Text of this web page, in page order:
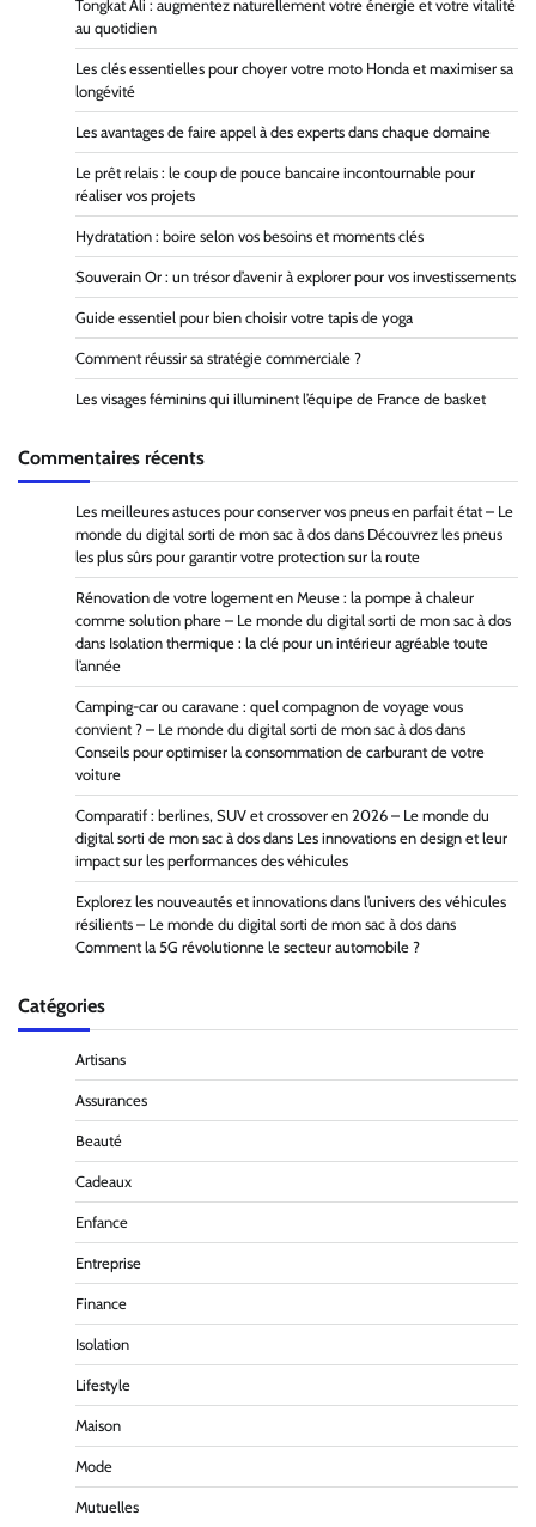
Tongkat Ali : augmentez naturellement votre énergie et votre vitalité
au quotidien
Les clés essentielles pour choyer votre moto Honda et maximiser sa
longévité
Les avantages de faire appel à des experts dans chaque domaine
Le prêt relais : le coup de pouce bancaire incontournable pour
réaliser vos projets
Hydratation : boire selon vos besoins et moments clés
Souverain Or : un trésor d’avenir à explorer pour vos investissements
Guide essentiel pour bien choisir votre tapis de yoga
Comment réussir sa stratégie commerciale ?
Les visages féminins qui illuminent l’équipe de France de basket
Commentaires récents
Les meilleures astuces pour conserver vos pneus en parfait état – Le
monde du digital sorti de mon sac à dos dans Découvrez les pneus
les plus sûrs pour garantir votre protection sur la route
Rénovation de votre logement en Meuse : la pompe à chaleur
comme solution phare – Le monde du digital sorti de mon sac à dos
dans Isolation thermique : la clé pour un intérieur agréable toute
l’année
Camping-car ou caravane : quel compagnon de voyage vous
convient ? – Le monde du digital sorti de mon sac à dos dans
Conseils pour optimiser la consommation de carburant de votre
voiture
Comparatif : berlines, SUV et crossover en 2026 – Le monde du
digital sorti de mon sac à dos dans Les innovations en design et leur
impact sur les performances des véhicules
Explorez les nouveautés et innovations dans l’univers des véhicules
résilients – Le monde du digital sorti de mon sac à dos dans
Comment la 5G révolutionne le secteur automobile ?
Catégories
Artisans
Assurances
Beauté
Cadeaux
Enfance
Entreprise
Finance
Isolation
Lifestyle
Maison
Mode
Mutuelles